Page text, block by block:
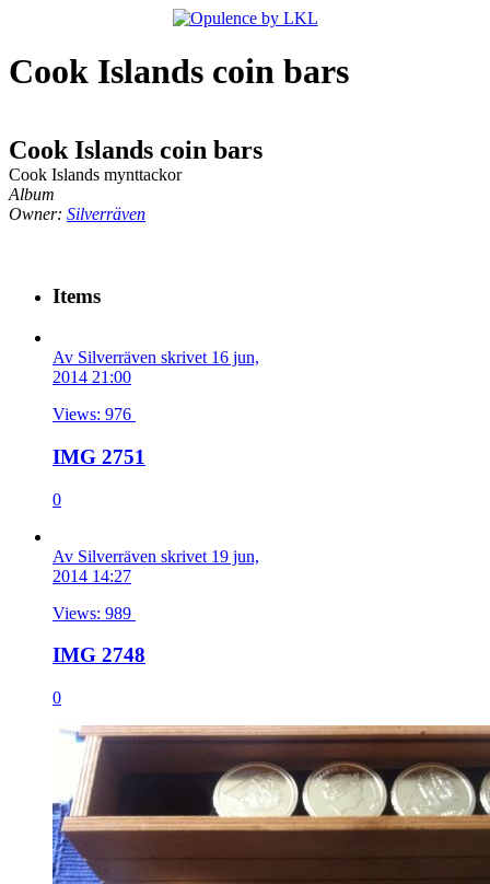
Cook Islands coin bars
Cook Islands coin bars
Cook Islands mynttackor
Album
Owner: Silverräven
Items
Av Silverräven skrivet 16 jun,
2014 21:00
Views: 976
IMG 2751
0
Av Silverräven skrivet 19 jun,
2014 14:27
Views: 989
IMG 2748
0